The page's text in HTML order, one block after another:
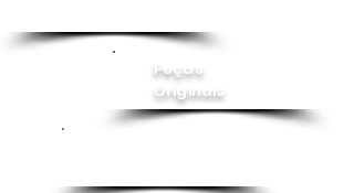
Peças
Originais